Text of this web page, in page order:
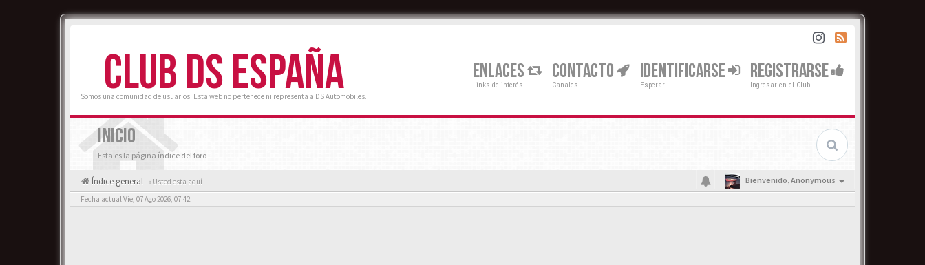
CLUB DS ESPAÑA
Somos una comunidad de usuarios. Esta web no pertenece ni representa a DS Automobiles.
ENLACES
Links de interés
CONTACTO
Canales
IDENTIFICARSE
Esperar
REGISTRARSE
Ingresar en el Club
INICIO
Esta es la página índice del foro
Índice general « Usted esta aquí Bienvenido,Anonymous
Fecha actual Vie, 07 Ago 2026, 07:42